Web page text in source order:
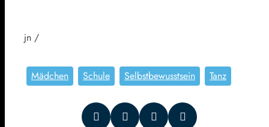
jn /
Mädchen Schule Selbstbewusstsein Tanz